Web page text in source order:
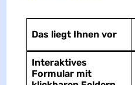
Das liegt Ihnen vor
Interaktives
Formular mit